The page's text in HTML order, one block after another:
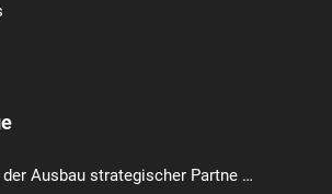
der Ausbau strategischer Partne …